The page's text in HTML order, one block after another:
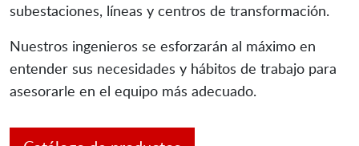
subestaciones, líneas y centros de transformación.
Nuestros ingenieros se esforzarán al máximo en
entender sus necesidades y hábitos de trabajo para
asesorarle en el equipo más adecuado.